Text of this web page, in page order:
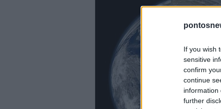
If you wish
sensitive
confirm
continue
information
further